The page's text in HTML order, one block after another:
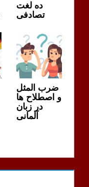
ده لغت
تصادفی
ضرب المثل
و اصطلاح ها
در زبان
آلمانی